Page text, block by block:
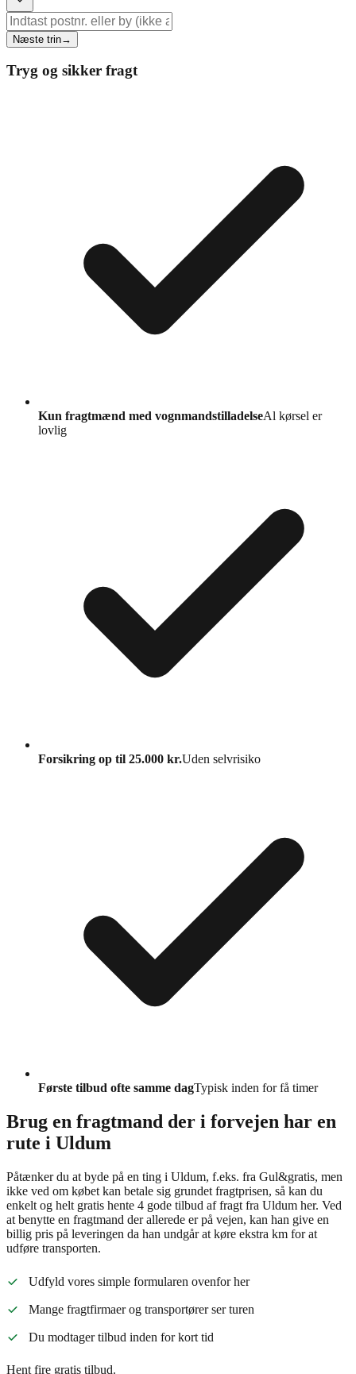
Næste trin→
Tryg og sikker fragt
Kun fragtmænd med vognmandstilladelseAl kørsel er
lovlig
Forsikring op til 25.000 kr.Uden selvrisiko
Første tilbud ofte samme dagTypisk inden for få timer
Brug en fragtmand der i forvejen har en
rute i Uldum
Påtænker du at byde på en ting i Uldum, f.eks. fra Gul&gratis, men
ikke ved om købet kan betale sig grundet fragtprisen, så kan du
enkelt og helt gratis hente 4 gode tilbud af fragt fra Uldum her. Ved
at benytte en fragtmand der allerede er på vejen, kan han give en
billig pris på leveringen da han undgår at køre ekstra km for at
udføre transporten.
Udfyld vores simple formularen ovenfor her
Mange fragtfirmaer og transportører ser turen
Du modtager tilbud inden for kort tid
Hent fire gratis tilbud.